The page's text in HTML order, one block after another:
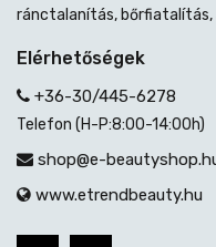
ránctalanítás,
Elérhetőségek
+36-30/445-6278
Telefon (H-P:8:00-14:00h)
shop@e-
www.etrendbeauty.hu